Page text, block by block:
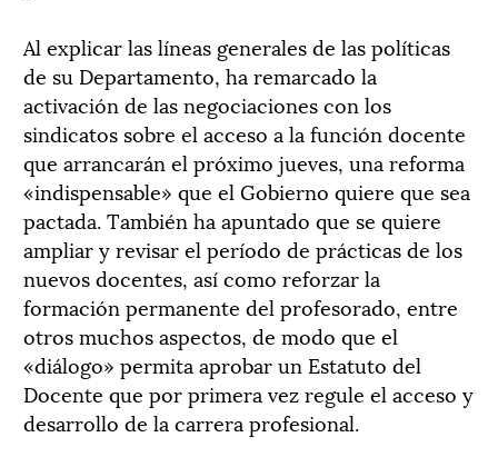
Al explicar las líneas generales de las políticas
de su Departamento, ha remarcado la
activación de las negociaciones con los
sindicatos sobre el acceso a la función docente
que arrancarán el próximo jueves, una reforma
«indispensable» que el Gobierno quiere que sea
pactada. También ha apuntado que se quiere
ampliar y revisar el período de prácticas de los
nuevos docentes, así como reforzar la
formación permanente del profesorado, entre
otros muchos aspectos, de modo que el
«diálogo» permita aprobar un Estatuto del
Docente que por primera vez regule el acceso y
desarrollo de la carrera profesional.